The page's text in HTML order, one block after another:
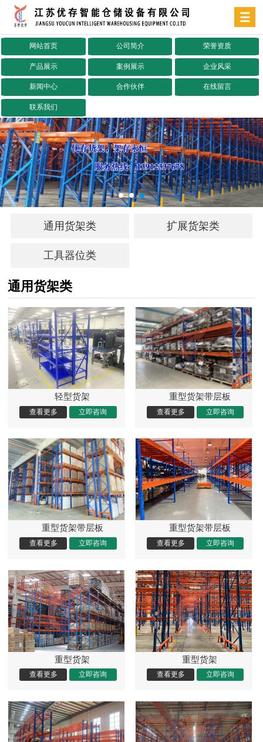
网站首页 公司简介 荣誉资质
产品展示 案例展示 企业风采
新闻中心 合作伙伴 在线留言
联系我们
通用货架类 扩展货架类
工具器位类
通用货架类
轻型货架 重型货架带层板
重型货架带层板 重型货架带层板
重型货架 重型货架